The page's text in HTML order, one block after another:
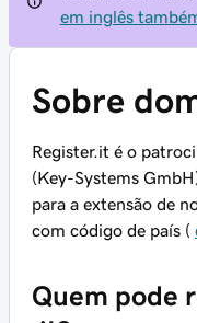
em inglês
Sobre
Register.it é o
(Key-Systems
para a extensão de
com código de país (
Quem pode